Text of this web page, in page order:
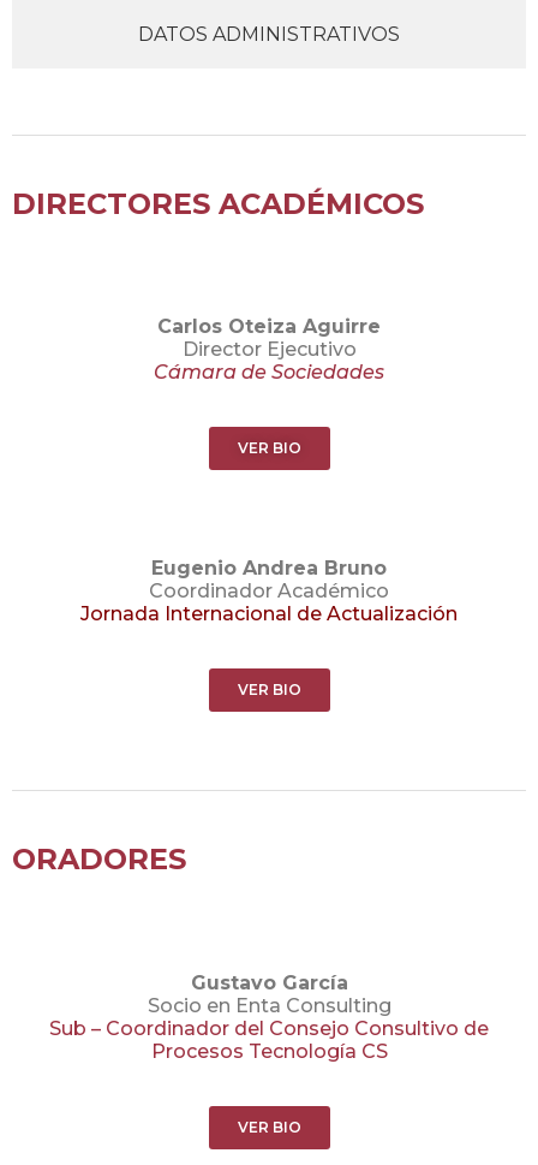
DATOS ADMINISTRATIVOS
DIRECTORES ACADÉMICOS
Carlos Oteiza Aguirre
Director Ejecutivo
Cámara de Sociedades
VER BIO
Eugenio Andrea Bruno
Coordinador Académico
Jornada Internacional de Actualización
VER BIO
ORADORES
Gustavo García
Socio en Enta Consulting
Sub – Coordinador del Consejo Consultivo de
Procesos Tecnología CS
VER BIO